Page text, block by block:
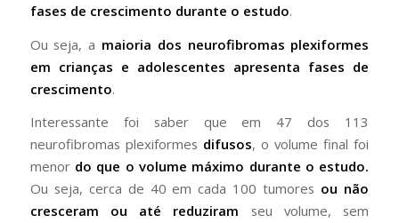
fases de crescimento durante o estudo.
Ou seja, a maioria dos neurofibromas plexiformes
em crianças e adolescentes apresenta fases de
crescimento.
Interessante foi saber que em 47 dos 113
neurofibromas plexiformes difusos, o volume final foi
menor do que o volume máximo durante o estudo.
Ou seja, cerca de 40 em cada 100 tumores ou não
cresceram ou até reduziram seu volume, sem